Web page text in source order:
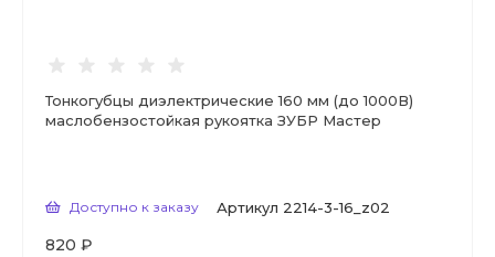
Тонкогубцы диэлектрические 160 мм (до 1000В)
маслобензостойкая рукоятка ЗУБР Мастер
Доступно к заказу Артикул 2214-3-16_z02
820 ₽